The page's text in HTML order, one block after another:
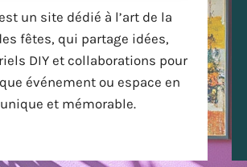
un site dédié à l’art de la
fêtes, qui partage idées,
DIY et collaborations pour
événement ou espace en
et mémorable.